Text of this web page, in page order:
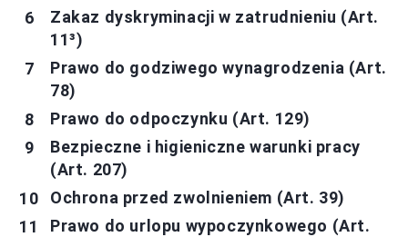
Zakaz dyskryminacji w zatrudnieniu (Art.
11³)
Prawo do godziwego wynagrodzenia (Art.
78)
Prawo do odpoczynku (Art. 129)
Bezpieczne i higieniczne warunki pracy
(Art. 207)
Ochrona przed zwolnieniem (Art. 39)
Prawo do urlopu wypoczynkowego (Art.